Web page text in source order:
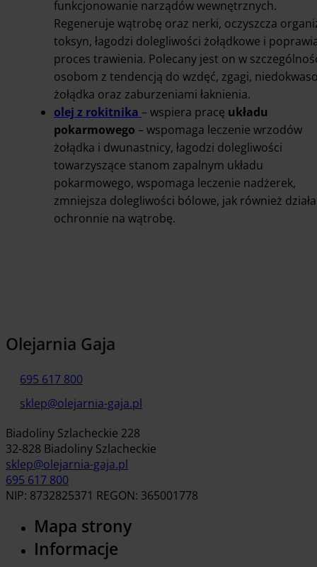
funkcjonowanie narządów wewnętrznych.
Regeneruje wątrobę oraz nerki, oczyszcza
toksyn, łagodzi dolegliwości żołądkowe i
proces trawienia. Polecany jest on w
osobom z tendencją do wzdęć, zgagi,
żołądka oraz zaburzeniami łaknienia.
olej z rokitnika – wspiera pracę układu
pokarmowego – wspomaga leczenie wrzodów
żołądka i dwunastnicy, łagodzi dolegliwości
towarzyszące stanom zapalnym układu
pokarmowego, wspomaga leczenie nadżerek,
zmniejsza dolegliwości bólowe, jak również działa
ochronnie na wątrobę.
Olejarnia Gaja
695 617 800
sklep@olejarnia-gaja.pl
Biadoliny Szlacheckie 228
32-828 Biadoliny Szlacheckie
sklep@olejarnia-gaja.pl
695 617 800
NIP: 8732825371 REGON: 365001778
Mapa strony
Informacje